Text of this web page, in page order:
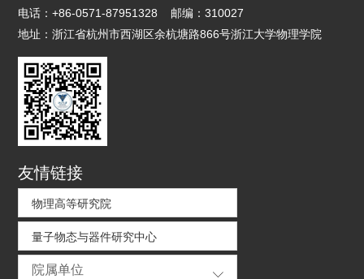
电话：+86-0571-87951328 邮编：310027
地址：浙江省杭州市西湖区余杭塘路866号浙江大学物理学院
友情链接
物理高等研究院
量子物态与器件研究中心
院属单位